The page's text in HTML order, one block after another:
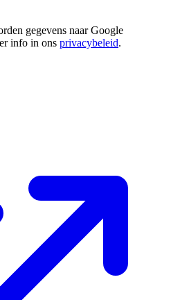
gegevens naar Google
info in ons privacybeleid.